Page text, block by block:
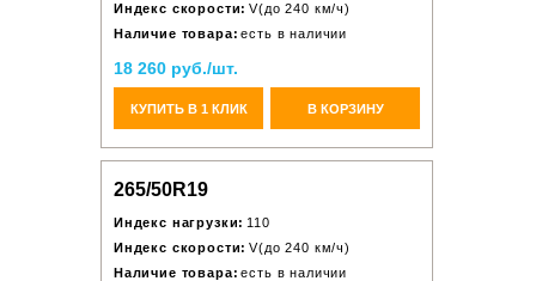
Индекс скорости: V(до 240 км/ч)
Наличие товара: есть в наличии
18 260 руб./шт.
КУПИТЬ В 1 КЛИК В КОРЗИНУ
265/50R19
Индекс нагрузки: 110
Индекс скорости: V(до 240 км/ч)
Наличие товара: есть в наличии